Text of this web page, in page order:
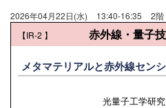
2026年04月22日(水) 13:40-16:35
2
【IR-2 】 赤外線・量子
メタマテリアルと赤外線セン
光量子工学研